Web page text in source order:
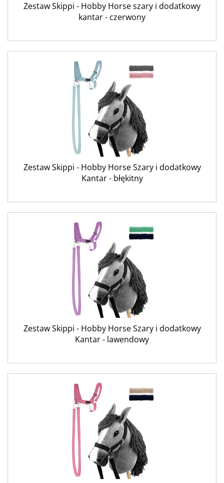
Zestaw Skippi - Hobby Horse szary i dodatkowy
kantar - czerwony
Zestaw Skippi - Hobby Horse Szary i dodatkowy
Kantar - błękitny
Zestaw Skippi - Hobby Horse Szary i dodatkowy
Kantar - lawendowy